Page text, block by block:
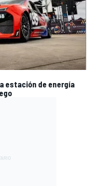
estación de energía